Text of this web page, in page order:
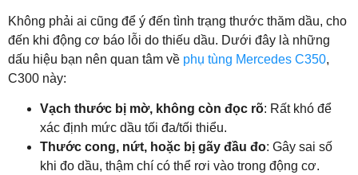
Không phải ai cũng để ý đến tình trạng thước thăm dầu, cho
đến khi động cơ báo lỗi do thiếu dầu. Dưới đây là những
dấu hiệu bạn nên quan tâm về phụ tùng Mercedes C350,
C300 này:
Vạch thước bị mờ, không còn đọc rõ: Rất khó để
xác định mức dầu tối đa/tối thiểu.
Thước cong, nứt, hoặc bị gãy đầu đo: Gây sai số
khi đo dầu, thậm chí có thể rơi vào trong động cơ.